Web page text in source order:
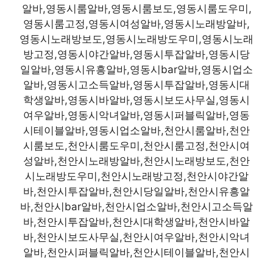
알바,영동시룸알바,영동시룸보도,영동시룸도우미,
영동시룸고정,영동시여성알바,영동시노래방알바,
영동시노래방보도,영동시노래방도우미,영동시노래
방고정,영동시야간알바,영동시투잡알바,영동시당
일알바,영동시유흥알바,영동시bar알바,영동시업소
알바,영동시고소득알바,영동시투잡알바,영동시대
학생알바,영동시바알바,영동시보도사무실,영동시
여우알바,영동시악녀알바,영동시퍼블릭알바,영동
시테이블알바,영동시업소알바,천안시룸알바,천안
시룸보도,천안시룸도우미,천안시룸고정,천안시여
성알바,천안시노래방알바,천안시노래방보도,천안
시노래방도우미,천안시노래방고정,천안시야간알
바,천안시투잡알바,천안시당일알바,천안시유흥알
바,천안시bar알바,천안시업소알바,천안시고소득알
바,천안시투잡알바,천안시대학생알바,천안시바알
바,천안시보도사무실,천안시여우알바,천안시악녀
알바,천안시퍼블릭알바,천안시테이블알바,천안시